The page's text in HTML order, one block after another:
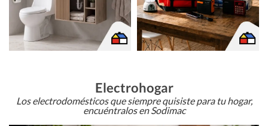
Electrohogar
Los electrodomésticos que siempre quisiste para tu hogar,
encuéntralos en Sodimac